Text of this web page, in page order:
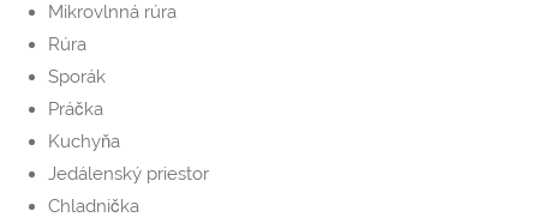
Mikrovlnná rúra
Rúra
Sporák
Práčka
Kuchyňa
Jedálenský priestor
Chladnička